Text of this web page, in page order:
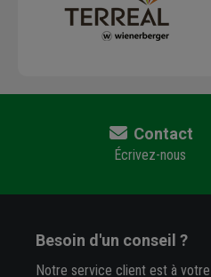
Contact
Écrivez-nous
Besoin d'un conseil ?
Notre service client est à votre